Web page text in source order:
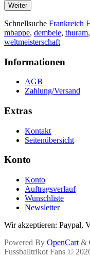
Weiter
Schnellsuche Frankreich
mbappe, dembele, thuram,
weltmeisterschaft
Informationen
AGB
Zahlung/Versand
Extras
Kontakt
Seitenübersicht
Konto
Konto
Auftragsverlauf
Wunschliste
Newsletter
Wir akzeptieren: Paypal,
Powered By OpenCart &
Fussballtrikot Fans ©